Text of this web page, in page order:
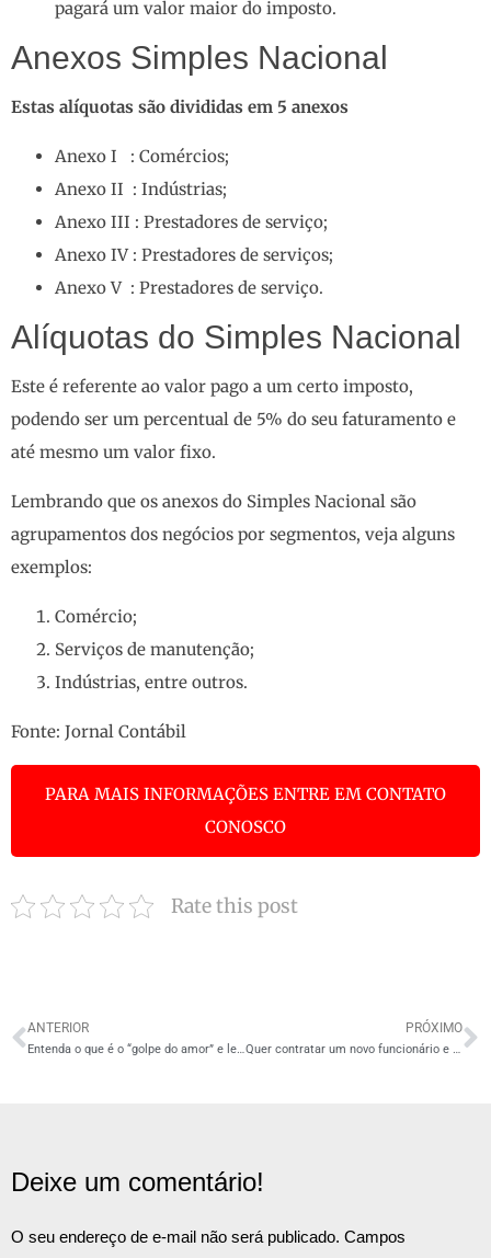
pagará um valor maior do imposto.
Anexos Simples Nacional
Estas alíquotas são divididas em 5 anexos
Anexo I : Comércios;
Anexo II : Indústrias;
Anexo III : Prestadores de serviço;
Anexo IV : Prestadores de serviços;
Anexo V : Prestadores de serviço.
Alíquotas do Simples Nacional
Este é referente ao valor pago a um certo imposto,
podendo ser um percentual de 5% do seu faturamento e
até mesmo um valor fixo.
Lembrando que os anexos do Simples Nacional são
agrupamentos dos negócios por segmentos, veja alguns
exemplos:
Comércio;
Serviços de manutenção;
Indústrias, entre outros.
Fonte: Jornal Contábil
PARA MAIS INFORMAÇÕES ENTRE EM CONTATO
CONOSCO
Rate this post
ANTERIOR
Entenda o que é o “golpe do amor” e leia mais sobre a advertência da RF a respeito desse crime!
PRÓXIMO
Quer contratar um novo funcionário e não sabe como proceder? Acesse o artigo e saiba o que é necessário!
Deixe um comentário!
O seu endereço de e-mail não será publicado. Campos